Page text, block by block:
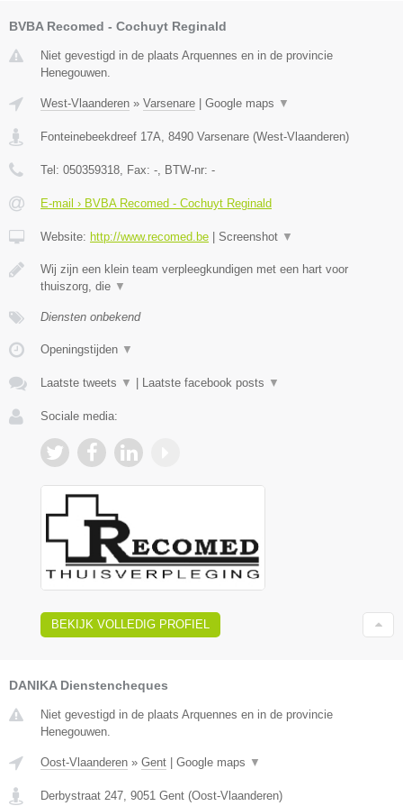
BVBA Recomed - Cochuyt Reginald
Niet gevestigd in de plaats Arquennes en in de provincie
Henegouwen.
West-Vlaanderen » Varsenare | Google maps ▼
Fonteinebeekdreef 17A 8490 Varsenare (West-Vlaanderen)
Tel: 050359318 , Fax: - , BTW-nr: -
E-mail › BVBA Recomed - Cochuyt Reginald
Website: http://www.recomed.be | Screenshot ▼
Wij zijn een klein team verpleegkundigen met een hart voor
thuiszorg, die ▼
Diensten onbekend
Openingstijden ▼
Laatste tweets ▼ | Laatste facebook posts ▼
Sociale media:
BEKIJK VOLLEDIG PROFIEL
DANIKA Dienstencheques
Niet gevestigd in de plaats Arquennes en in de provincie
Henegouwen.
Oost-Vlaanderen » Gent | Google maps ▼
Derbystraat 247 9051 Gent (Oost-Vlaanderen)